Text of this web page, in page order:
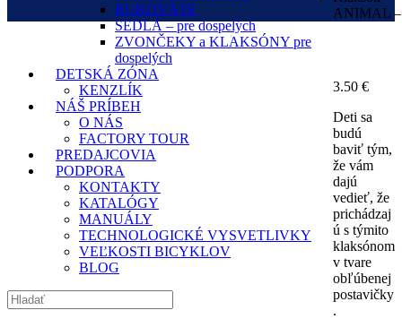
RUKOVÄTE
SEDLÁ – pre dospelých
ZVONČEKY a KLAKSÓNY pre
dospelých
DETSKÁ ZÓNA
KENZLÍK
NÁŠ PRÍBEH
O NÁS
FACTORY TOUR
PREDAJCOVIA
PODPORA
KONTAKTY
KATALÓGY
MANUÁLY
TECHNOLOGICKÉ VYSVETLIVKY
VEĽKOSTI BICYKLOV
BLOG
ANIMAL –
3.50 €
Deti sa
budú
baviť tým,
že vám
dajú
vedieť, že
prichádzaj
ú s týmito
klaksónom
v tvare
obľúbenej
postavičky
.